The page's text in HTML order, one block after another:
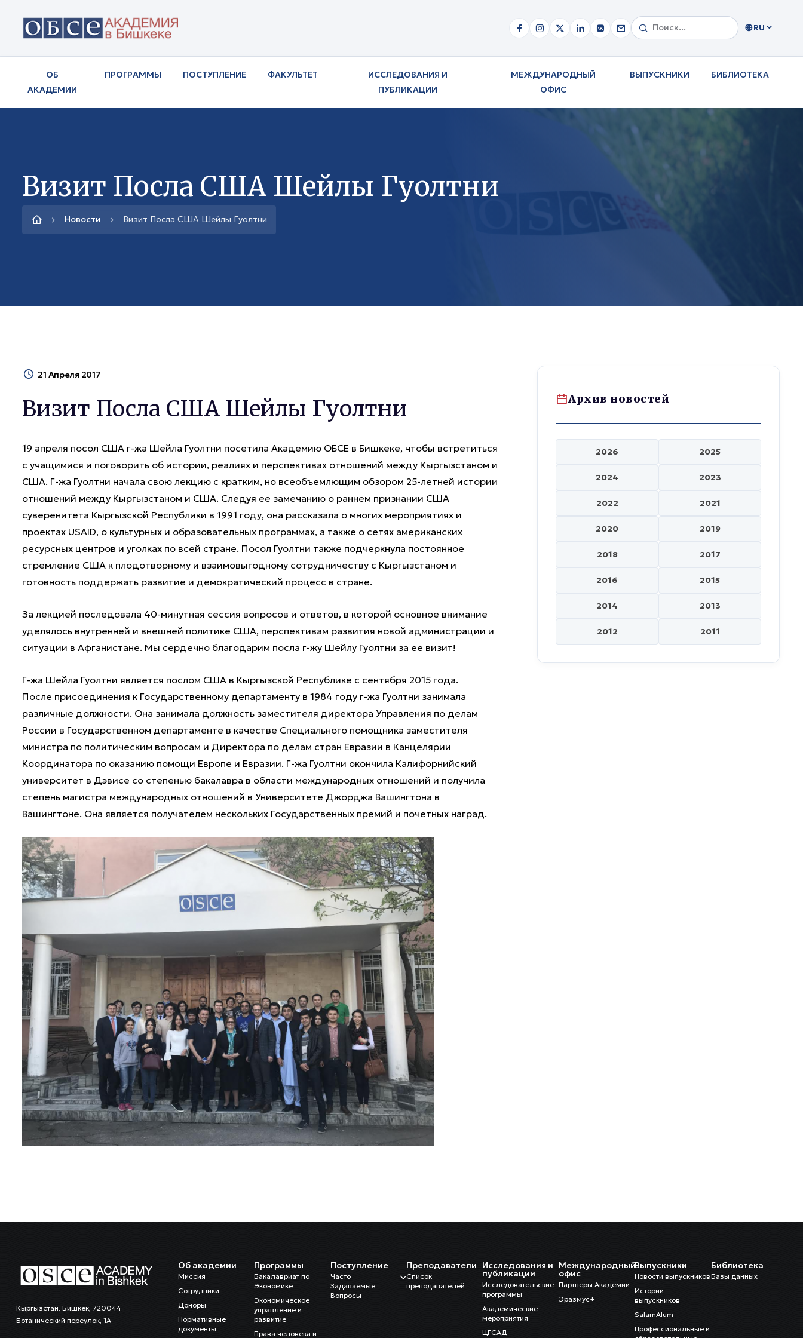
RU
ОБ
АКАДЕМИИ
ПРОГРАММЫ ПОСТУПЛЕНИЕ ФАКУЛЬТЕТ
ИССЛЕДОВАНИЯ И
ПУБЛИКАЦИИ
МЕЖДУНАРОДНЫЙ
ОФИС
ВЫПУСКНИКИ БИБЛИОТЕКА
Визит Посла США Шейлы Гуолтни
Новости Визит Посла США Шейлы Гуолтни
21 Апреля 2017
Визит Посла США Шейлы Гуолтни
19 апреля посол США г-жа Шейла Гуолтни посетила Академию ОБСЕ в Бишкеке, чтобы встретиться
с учащимися и поговорить об истории, реалиях и перспективах отношений между Кыргызстаном и
США. Г-жа Гуолтни начала свою лекцию с кратким, но всеобъемлющим обзором 25-летней истории
отношений между Кыргызстаном и США. Следуя ее замечанию о раннем признании США
суверенитета Кыргызской Республики в 1991 году, она рассказала о многих мероприятиях и
проектах USAID, о культурных и образовательных программах, а также о сетях американских
ресурсных центров и уголках по всей стране. Посол Гуолтни также подчеркнула постоянное
стремление США к плодотворному и взаимовыгодному сотрудничеству с Кыргызстаном и
готовность поддержать развитие и демократический процесс в стране.
За лекцией последовала 40-минутная сессия вопросов и ответов, в которой основное внимание
уделялось внутренней и внешней политике США, перспективам развития новой администрации и
ситуации в Афганистане. Мы сердечно благодарим посла г-жу Шейлу Гуолтни за ее визит!
Г-жа Шейла Гуолтни является послом США в Кыргызской Республике с сентября 2015 года.
После присоединения к Государственному департаменту в 1984 году г-жа Гуолтни занимала
различные должности. Она занимала должность заместителя директора Управления по делам
России в Государственном департаменте в качестве Специального помощника заместителя
министра по политическим вопросам и Директора по делам стран Евразии в Канцелярии
Координатора по оказанию помощи Европе и Евразии. Г-жа Гуолтни окончила Калифорнийский
университет в Дэвисе со степенью бакалавра в области международных отношений и получила
степень магистра международных отношений в Университете Джорджа Вашингтона в
Вашингтоне. Она является получателем нескольких Государственных премий и почетных наград.
Архив новостей
2026 2025
2024 2023
2022 2021
2020 2019
2018 2017
2016 2015
2014 2013
2012 2011
Кыргызстан, Бишкек, 720044
Ботанический переулок, 1А
Об академии
Миссия
Сотрудники
Доноры
Нормативные
документы
Программы
Бакалавриат по
Экономике
Экономическое
управление и
развитие
Права человека и
Поступление
Часто
Задаваемые
Вопросы
Преподаватели
Список
преподавателей
Исследования и
публикации
Исследовательские
программы
Академические
мероприятия
ЦГСАД
Международный
офис
Партнеры Академии
Эразмус+
Выпускники
Новости выпускников
Истории
выпускников
SalamAlum
Профессиональные и
Библиотека
Базы данных